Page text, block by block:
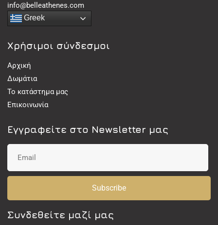
info@belleathenes.com
Greek
Χρήσιμοι σύνδεσμοι
Αρχική
Δωμάτια
Το κατάστημα μας
Επικοινωνία
Εγγραφείτε στο Newsletter μας
Subscribe
Συνδεθείτε μαζί μας